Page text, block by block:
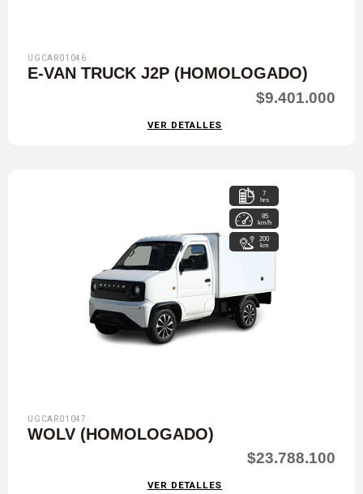
UGCAR01046
E-VAN TRUCK J2P (HOMOLOGADO)
$9.401.000
VER DETALLES
7
hrs
85
km/h
200
km
UGCAR01047
WOLV (HOMOLOGADO)
$23.788.100
VER DETALLES